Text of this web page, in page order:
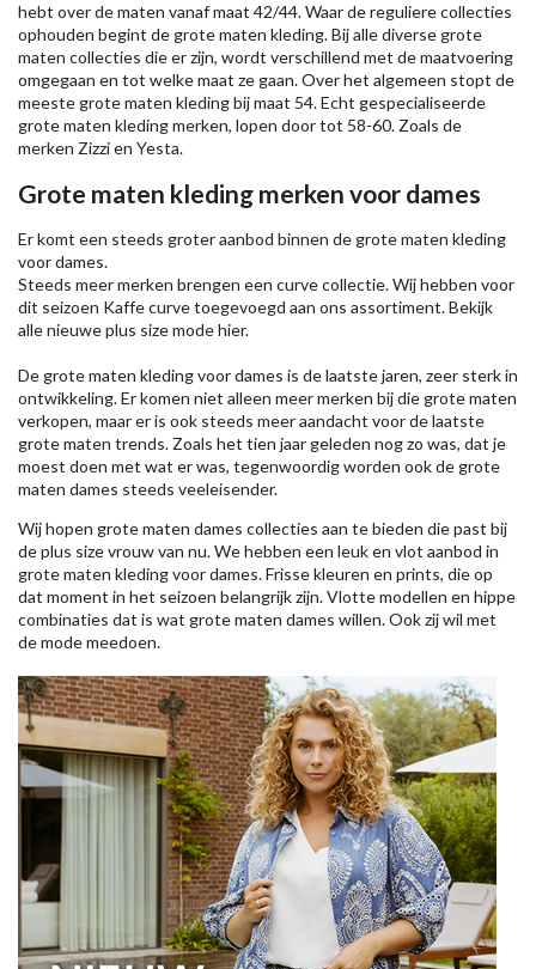
hebt over de maten vanaf maat 42/44. Waar de reguliere collecties
ophouden begint de grote maten kleding. Bij alle diverse grote
maten collecties die er zijn, wordt verschillend met de maatvoering
omgegaan en tot welke maat ze gaan. Over het algemeen stopt de
meeste grote maten kleding bij maat 54. Echt gespecialiseerde
grote maten kleding merken, lopen door tot 58-60. Zoals de
merken Zizzien Yesta.
Grote maten kleding merken voor dames
Er komt een steeds groter aanbod binnen de grote maten kleding
voor dames.
Steeds meer merken brengen een curve collectie. Wij hebben voor
dit seizoen Kaffecurve toegevoegd aan ons assortiment. Bekijk
alle nieuweplus size modehier.
De grote maten kleding voor dames is de laatste jaren, zeer sterk in
ontwikkeling. Er komen niet alleen meer merken bij die grote maten
verkopen, maar er is ook steeds meer aandacht voor de laatste
grote maten trends. Zoals het tien jaar geleden nog zo was, dat je
moest doen met wat er was, tegenwoordig worden ook de grote
maten dames steeds veeleisender.
Wij hopen grote maten dames collecties aan te bieden die past bij
de plus size vrouw van nu. We hebben een leuk en vlot aanbod in
grote maten kleding voor dames. Frisse kleuren en prints, die op
dat moment in het seizoen belangrijk zijn. Vlotte modellen en hippe
combinaties dat is wat grote maten dames willen. Ook zij wil met
de mode meedoen.